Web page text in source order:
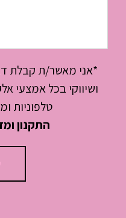
*אני מאשר/ת קבלת
ושיווקי בכל אמצעי
טלפוניות
התקנון